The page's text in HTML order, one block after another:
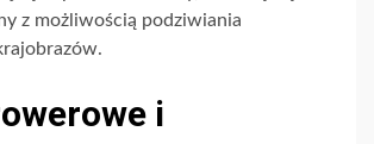
z możliwością podziwiania
i